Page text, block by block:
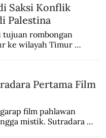
Saksi Konflik
Palestina
tujuan rombongan
ke wilayah Timur
orang Yahudi dan
Pertama Film
film pahlawan
mistik. Sutradara